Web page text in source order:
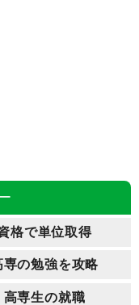
格で単位取得
専の勉強を攻略
高専生の就職